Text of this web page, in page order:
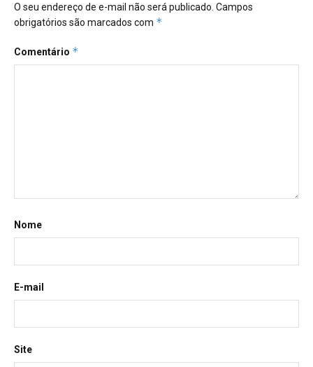
O seu endereço de e-mail não será publicado. Campos
obrigatórios são marcados com *
Comentário *
Nome
E-mail
Site